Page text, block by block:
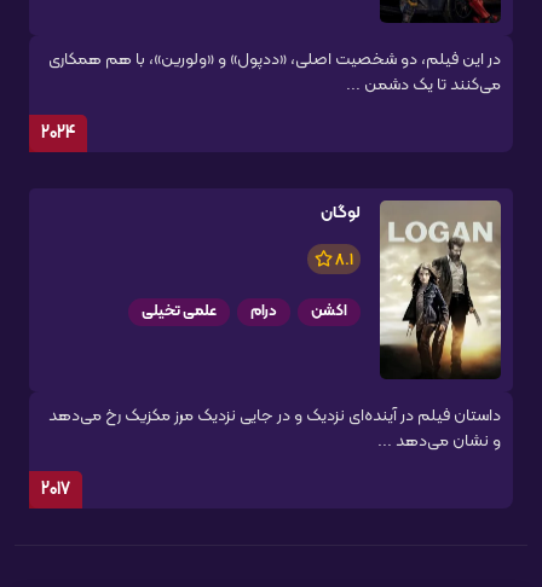
در این فیلم، دو شخصیت اصلی، «ددپول» و «ولورین»، با هم همکاری
می‌کنند تا یک دشمن ...
2024
لوگان
8.1
اکشن درام علمی تخیلی
داستان فیلم در آینده‌ای نزدیک و در جایی نزدیک مرز مکزیک رخ می‌دهد
و نشان می‌دهد ...
2017